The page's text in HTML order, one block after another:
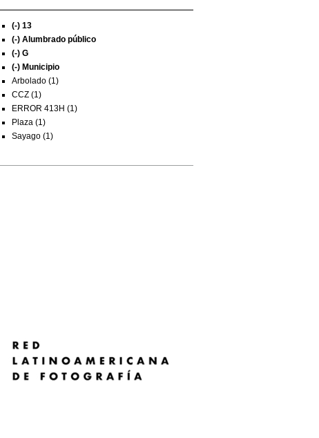
(-) 13
(-) Alumbrado público
(-) G
(-) Municipio
Arbolado (1)
CCZ (1)
ERROR 413H (1)
Plaza (1)
Sayago (1)